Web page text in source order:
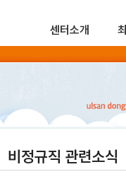
센터소개
비정규직 관련소식